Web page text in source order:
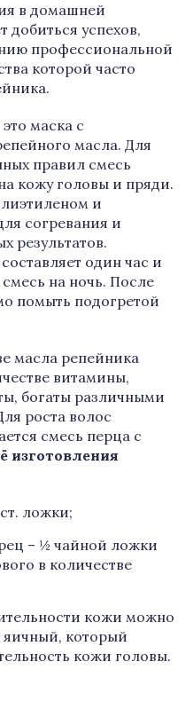
в домашней
добиться успехов,
профессиональной
которой часто
маска с
масла. Для
правил смесь
кожу головы и пряди.
и
согревания и
результатов.
один час и
на ночь. После
помыть подогретой
масла репейника
витамины,
богаты различными
роста волос
смесь перца с
изготовления
ложки;
– ½ чайной ложки
в количестве
кожи можно
яичный, который
кожи головы.